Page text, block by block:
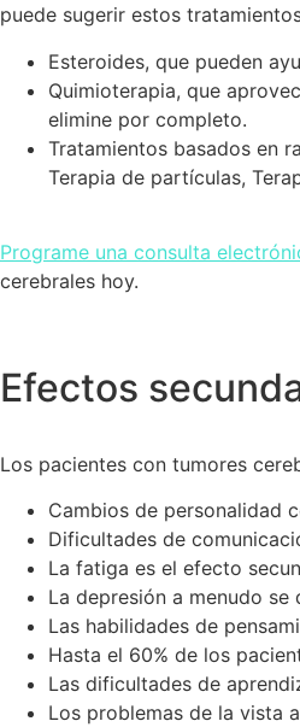
puede sugerir estos
Esteroides, que pueden
Quimioterapia, que
elimine por completo.
Tratamientos basados en
Terapia de partículas,
Programe una consulta
cerebrales hoy.
Efectos
Los pacientes con tumores
Cambios de personalidad
Dificultades de
La fatiga es el efecto
La depresión a menudo
Las habilidades de
Hasta el 60% de los
Las dificultades de
Los problemas de la vista